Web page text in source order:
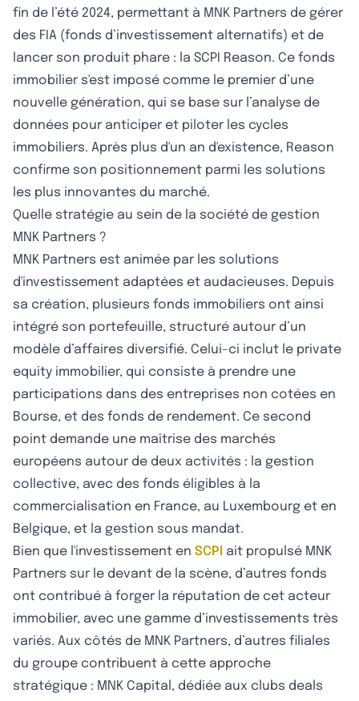
fin de l’été 2024, permettant à MNK Partners de gérer
des FIA (fonds d’investissement alternatifs) et de
lancer son produit phare : la SCPI Reason. Ce fonds
immobilier s'est imposé comme le premier d’une
nouvelle génération, qui se base sur l’analyse de
données pour anticiper et piloter les cycles
immobiliers. Après plus d'un an d'existence, Reason
confirme son positionnement parmi les solutions
les plus innovantes du marché.
Quelle stratégie au sein de la société de gestion
MNK Partners ?
MNK Partners est animée par les solutions
d'investissement adaptées et audacieuses. Depuis
sa création, plusieurs fonds immobiliers ont ainsi
intégré son portefeuille, structuré autour d’un
modèle d’affaires diversifié. Celui-ci inclut le private
equity immobilier, qui consiste à prendre une
participations dans des entreprises non cotées en
Bourse, et des fonds de rendement. Ce second
point demande une maîtrise des marchés
européens autour de deux activités : la gestion
collective, avec des fonds éligibles à la
commercialisation en France, au Luxembourg et en
Belgique, et la gestion sous mandat.
Bien que l'investissement en SCPI ait propulsé MNK
Partners sur le devant de la scène, d’autres fonds
ont contribué à forger la réputation de cet acteur
immobilier, avec une gamme d’investissements très
variés. Aux côtés de MNK Partners, d’autres filiales
du groupe contribuent à cette approche
stratégique : MNK Capital, dédiée aux clubs deals